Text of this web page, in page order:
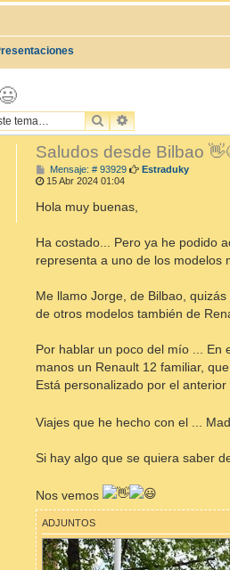
BUSCARBÚSQUEDA
Saludos desde Bilbao
Mensaje: # 93929M
s
a
Estraduky
15 Abr 2024 01:04
Hola muy buenas,
Ha costado... Pero ya he podido
representa a uno de los modelos
Me llamo Jorge, de Bilbao,
de otros modelos también de
Por hablar un poco del mío ... En
manos un Renault 12 familiar,
Está personalizado por el
Viajes que he hecho con el ...
Si hay algo que se quiera saber
Nos vemos
ADJUNTOS